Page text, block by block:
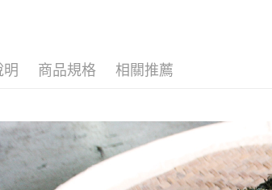
明 商品規格 相關推薦